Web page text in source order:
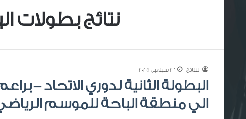
نتائج بطولات
النتائج 26 سبتمبر، 2025
البطولة الثانية لدوري الاتحاد –
الي منطقة الباحة للموسم الرياضي 2025-